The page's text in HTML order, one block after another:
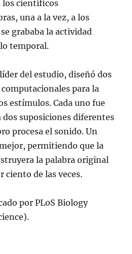
los científicos
una a la vez, a los
grababa la actividad
temporal.
del estudio, diseñó dos
para la
estímulos. Cada uno fue
dos suposiciones diferentes
procesa el sonido. Un
permitiendo que la
la palabra original
ciento de las veces.
por PLoS Biology